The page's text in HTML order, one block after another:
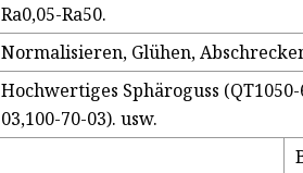
Ra0,05-Ra50.
Normalisieren, Glühen,
Hochwertiges Sphäroguss
03,100-70-03). usw.